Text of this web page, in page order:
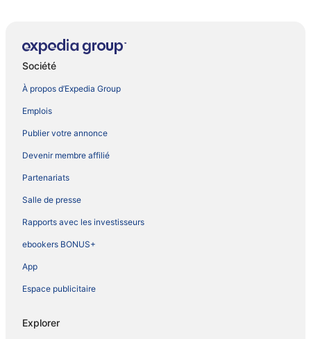
Société
À propos d’Expedia Group
Emplois
Publier votre annonce
Devenir membre affilié
Partenariats
Salle de presse
Rapports avec les investisseurs
ebookers BONUS+
App
Espace publicitaire
Explorer